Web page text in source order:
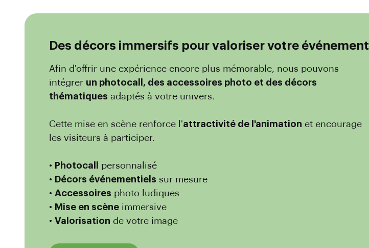
Des décors immersifs pour valoriser votre événement
Afin d'offrir une expérience encore plus mémorable, nous pouvons
intégrer un photocall, des accessoires photo et des décors
thématiques adaptés à votre univers.
Cette mise en scène renforce l'attractivité de l'animation et encourage
les visiteurs à participer.
• Photocall
personnalisé
• Décors événementiels sur mesure
• Accessoires photo ludiques
• Mise en scène immersive
• Valorisation de votre image